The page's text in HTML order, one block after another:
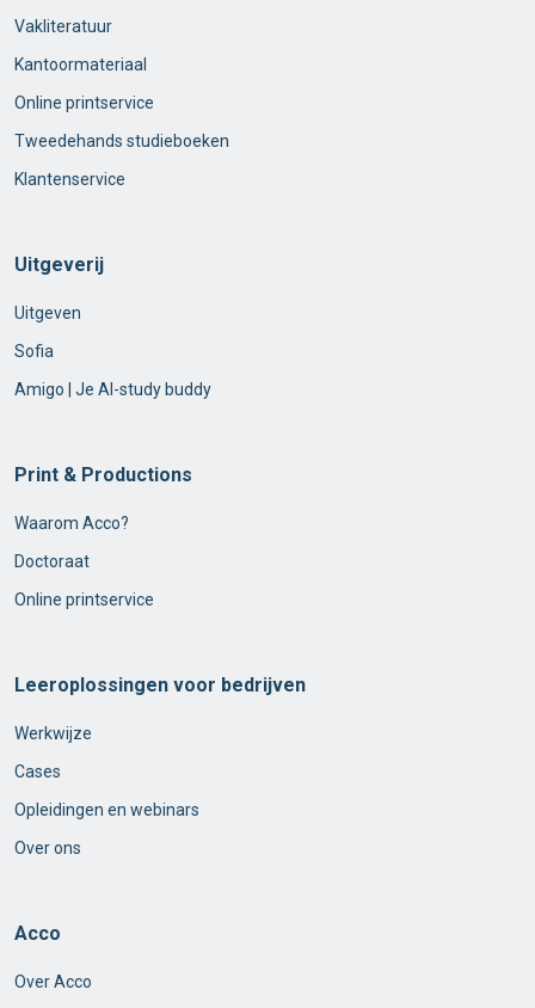
Vakliteratuur
Kantoormateriaal
Online printservice
Tweedehands studieboeken
Klantenservice
Uitgeverij
Uitgeven
Sofia
Amigo | Je AI-study buddy
Print & Productions
Waarom Acco?
Doctoraat
Online printservice
Leeroplossingen voor bedrijven
Werkwijze
Cases
Opleidingen en webinars
Over ons
Acco
Over Acco